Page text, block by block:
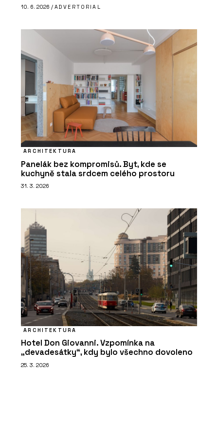
10. 6. 2026 / ADVERTORIAL
ARCHITEKTURA
Panelák bez kompromisů. Byt, kde se
kuchyně stala srdcem celého prostoru
31. 3. 2026
ARCHITEKTURA
Hotel Don Giovanni. Vzpomínka na
„devadesátky“, kdy bylo všechno dovoleno
25. 3. 2026